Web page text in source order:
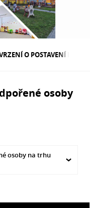
O POSTAVENÍ
osoby
osoby na trhu